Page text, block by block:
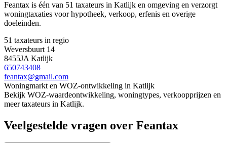
Feantax is één van 51 taxateurs in Katlijk en omgeving en verzorgt
woningtaxaties voor hypotheek, verkoop, erfenis en overige
doeleinden.
51 taxateurs in regio
Weversbuurt 14
8455JA Katlijk
650743408
feantax@gmail.com
Woningmarkt en WOZ-ontwikkeling in Katlijk
Bekijk WOZ-waardeontwikkeling, woningtypes, verkoopprijzen en
meer taxateurs in Katlijk.
Veelgestelde vragen over Feantax